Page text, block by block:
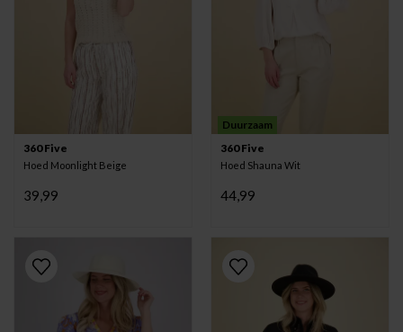
360 Five
Hoed Moonlight Beige
39,99
Duurzaam
360 Five
Hoed Shauna Wit
44,99